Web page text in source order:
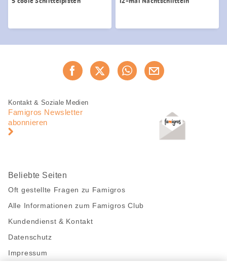
Jetzt weiterempfehlen
Fusszeile
Fusszeile
Navigation
Kontakt & Soziale Medien
Famigros Newsletter
abonnieren
Beliebte Seiten
Oft gestellte Fragen zu Famigros
Alle Informationen zum Famigros Club
Kundendienst & Kontakt
Datenschutz
Impressum